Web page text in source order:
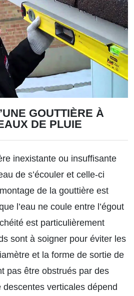
GOUTTIÈRE À
DE PLUIE
inexistante ou insuffisante
de s’écouler et celle-ci
de la gouttière est
l’eau ne coule entre l’égout
est particulièrement
sont à soigner pour éviter les
et la forme de sortie de
pas être obstrués par des
verticales dépend